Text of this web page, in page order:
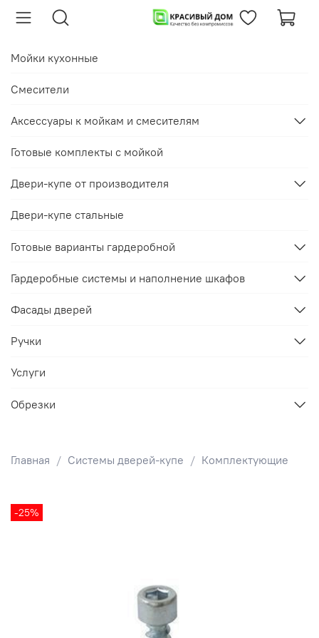
Главная Системы дверей-купе Комплектующие
-25%
Мойки кухонные
Смесители
Аксессуары к мойкам и смесителям
Готовые комплекты с мойкой
Двери-купе от производителя
Двери-купе стальные
Готовые варианты гардеробной
Гардеробные системы и наполнение шкафов
Фасады дверей
Ручки
Услуги
Обрезки